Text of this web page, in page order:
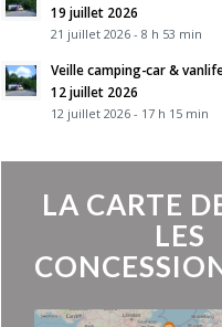
19 juillet 2026
21 juillet 2026 - 8 h 53 min
Veille camping-car &
12 juillet 2026
12 juillet 2026 - 17 h 15 min
LA CARTE
LES